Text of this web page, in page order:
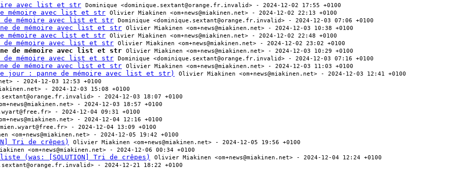
avec list et str Dominique <dominique.sextant@orange.fr.invalid> - 2024-12-02 17:55 +0100
mémoire avec list et str Olivier Miakinen <om+news@miakinen.net> - 2024-12-02 22:13 +0100
de mémoire avec list et str Dominique <dominique.sextant@orange.fr.invalid> - 2024-12-03 07:06 +0100
de mémoire avec list et str Olivier Miakinen <om+news@miakinen.net> - 2024-12-03 10:38 +0100
mémoire avec list et str Olivier Miakinen <om+news@miakinen.net> - 2024-12-02 22:48 +0100
de mémoire avec list et str Olivier Miakinen <om+news@miakinen.net> - 2024-12-02 23:02 +0100
de mémoire avec list et str Olivier Miakinen <om+news@miakinen.net> - 2024-12-03 10:29 +0100
de mémoire avec list et str Dominique <dominique.sextant@orange.fr.invalid> - 2024-12-03 07:16 +0100
de mémoire avec list et str Olivier Miakinen <om+news@miakinen.net> - 2024-12-03 11:03 +0100
jour : panne de mémoire avec list et str) Olivier Miakinen <om+news@miakinen.net> - 2024-12-03 12:41 +0100
- 2024-12-03 12:53 +0100
- 2024-12-03 15:08 +0100
- 2024-12-03 18:07 +0100
- 2024-12-03 18:57 +0100
- 2024-12-04 09:31 +0100
- 2024-12-04 12:16 +0100
- 2024-12-04 13:09 +0100
<om+news@miakinen.net> - 2024-12-05 19:42 +0100
Tri de crêpes) Olivier Miakinen <om+news@miakinen.net> - 2024-12-05 19:56 +0100
<om+news@miakinen.net> - 2024-12-06 00:34 +0100
(was: [SOLUTION] Tri de crêpes) Olivier Miakinen <om+news@miakinen.net> - 2024-12-04 12:24 +0100
- 2024-12-21 18:22 +0100